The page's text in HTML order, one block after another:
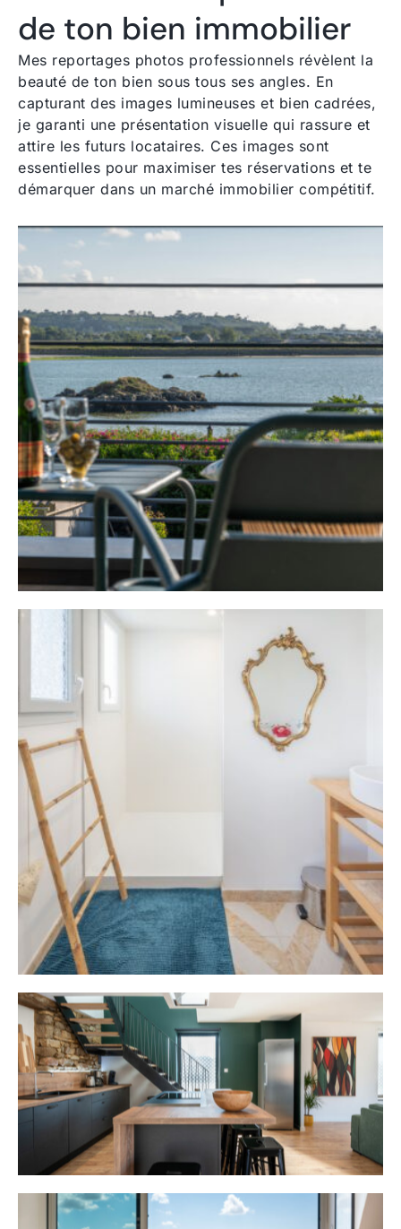
de ton bien immobilier
Mes reportages photos professionnels révèlent la
beauté de ton bien sous tous ses angles. En
capturant des images lumineuses et bien cadrées,
je garanti une présentation visuelle qui rassure et
attire les futurs locataires. Ces images sont
essentielles pour maximiser tes réservations et te
démarquer dans un marché immobilier compétitif.